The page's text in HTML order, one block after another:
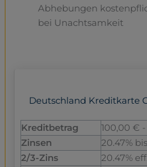
Abhebungen
bei Unachtsamkeit
Deutschland Kreditkarte
Kreditbetrag
100,00 €
Zinsen
20.47%
2/3-Zins
20.47%